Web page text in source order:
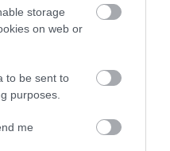
storage
on web or
to be sent to
purposes.
me
Κικίλια